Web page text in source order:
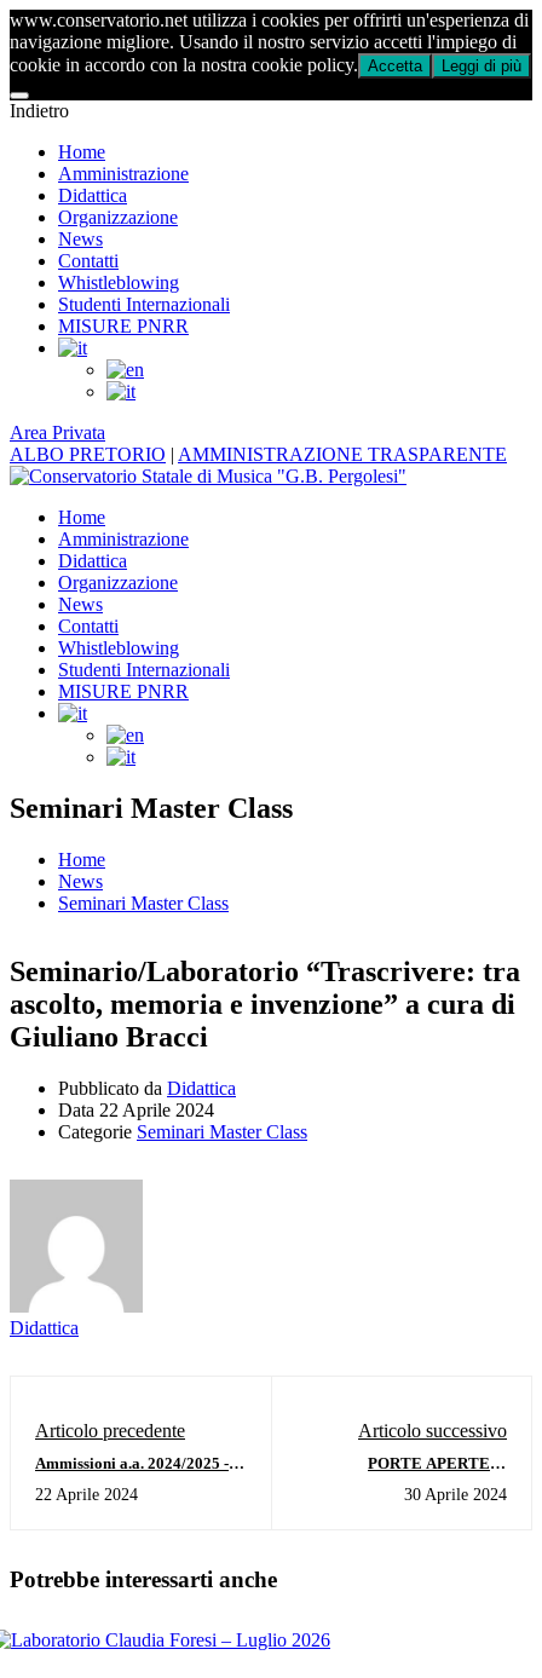
www.conservatorio.net utilizza i cookies per offrirti un'esperienza di
navigazione migliore. Usando il nostro servizio accetti l'impiego di
cookie in accordo con la nostra cookie policy. Accetta Leggi di più
Indietro
Home
Amministrazione
Didattica
Organizzazione
News
Contatti
Whistleblowing
Studenti Internazionali
MISURE PNRR
Area Privata
ALBO PRETORIO | AMMINISTRAZIONE TRASPARENTE
Home
Amministrazione
Didattica
Organizzazione
News
Contatti
Whistleblowing
Studenti Internazionali
MISURE PNRR
Seminari Master Class
Home
News
Seminari Master Class
Seminario/Laboratorio “Trascrivere: tra
ascolto, memoria e invenzione” a cura di
Giuliano Bracci
Pubblicato da Didattica
Data 22 Aprile 2024
Categorie Seminari Master Class
Didattica
Articolo precedente
Ammissioni a.a. 2024/2025 -
estiva
22 Aprile 2024
Articolo successivo
PORTE APERTE al
Fermo - dal 20 al 25 maggio
30 Aprile 2024
Potrebbe interessarti anche